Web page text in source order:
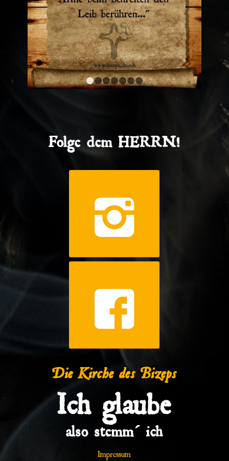
2 3 4 5 6 7
Folge dem HERRN!
Die Kirche des Bizeps
Ich glaube
also stemm´ ich
Impressum